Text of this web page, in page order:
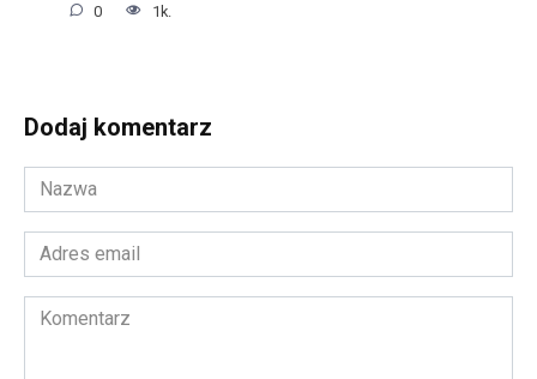
0 1k.
Dodaj komentarz
Nazwa
*
Adres
email
*Komentarz